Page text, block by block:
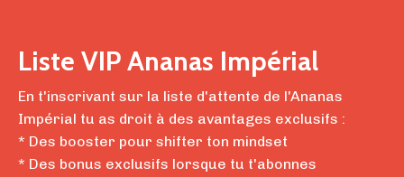
Liste VIP Ananas Impérial
En t'inscrivant sur la liste d'attente de l'Ananas
Impérial tu as droit à des avantages exclusifs :
* Des booster pour shifter ton mindset
* Des bonus exclusifs lorsque tu t'abonnes